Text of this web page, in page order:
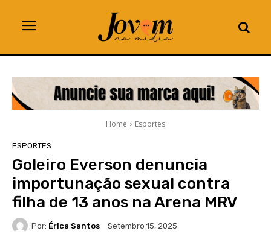
Home Esportes
ESPORTES
Goleiro Everson denuncia
importunação sexual contra
filha de 13 anos na Arena MRV
Por: Érica Santos Setembro 15, 2025